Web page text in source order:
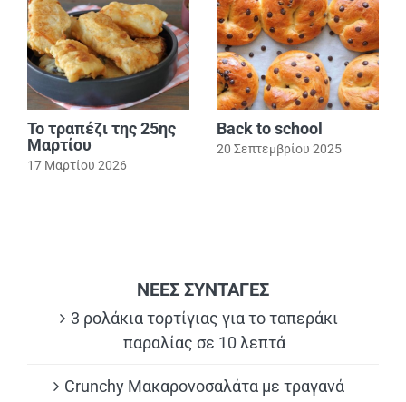
Το τραπέζι της 25ης
Μαρτίου
17 Μαρτίου 2026
Back to school
20 Σεπτεμβρίου 2025
ΝΕΕΣ ΣΥΝΤΑΓΕΣ
3 ρολάκια τορτίγιας για το ταπεράκι
παραλίας σε 10 λεπτά
Crunchy Μακαρονοσαλάτα με τραγανά